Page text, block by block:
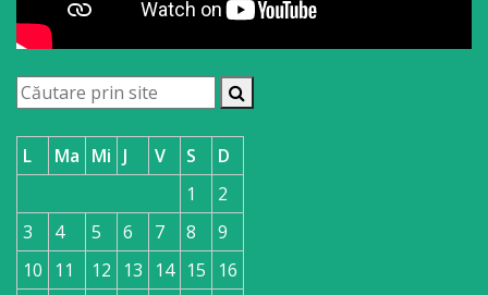
L Ma Mi J V S
D
1
2
3
4 5 6 7 8
9
10
11 12 13 14 15
16